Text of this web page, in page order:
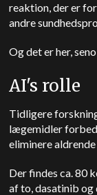
reaktion, der er
andre
Og det er her,
AI's rolle
Tidligere
lægemidler
eliminere
Der findes ca. 80
af to, dasatinib og